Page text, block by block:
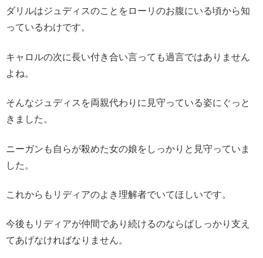
ダリルはジュディスのことをローリのお腹にいる頃から知
っているわけです。
キャロルの次に長い付き合い言っても過言ではありません
よね。
そんなジュディスを両親代わりに見守っている姿にぐっと
きました。
ニーガンも自らが殺めた女の娘をしっかりと見守っていま
した。
これからもリディアのよき理解者でいてほしいです。
今後もリディアが仲間であり続けるのならばしっかり支え
てあげなければなりません。